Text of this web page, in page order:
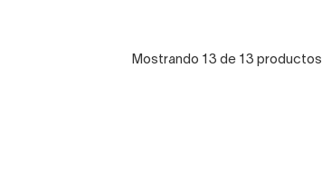
Mostrando 13 de 13 productos